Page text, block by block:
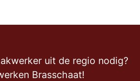
uit de regio nodig?
Brasschaat!